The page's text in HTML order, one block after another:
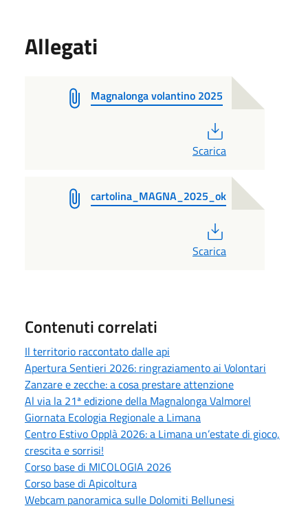
Allegati
Magnalonga volantino 2025
Scarica
cartolina_MAGNA_2025_ok
Scarica
Contenuti correlati
Il territorio raccontato dalle api
Apertura Sentieri 2026: ringraziamento ai Volontari
Zanzare e zecche: a cosa prestare attenzione
Al via la 21ª edizione della Magnalonga Valmorel
Giornata Ecologia Regionale a Limana
Centro Estivo Opplà 2026: a Limana un’estate di gioco,
crescita e sorrisi!
Corso base di MICOLOGIA 2026
Corso base di Apicoltura
Webcam panoramica sulle Dolomiti Bellunesi